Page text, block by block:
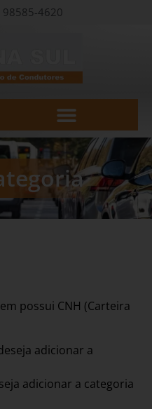
98585-4620
possui CNH (Carteira
adicionar a
adicionar a categoria